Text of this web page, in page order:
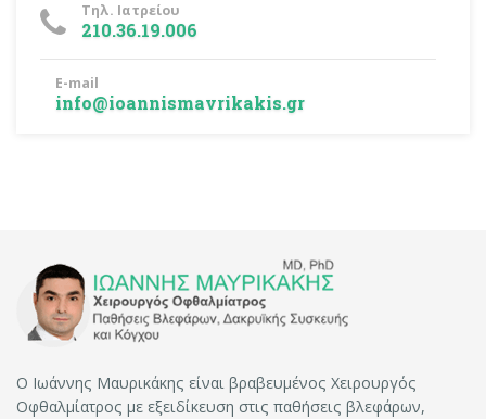
Τηλ. Ιατρείου
210.36.19.006
E-mail
info@ioannismavrikakis.gr
Ο Ιωάννης Μαυρικάκης είναι βραβευμένος Χειρουργός
Οφθαλμίατρος με εξειδίκευση στις παθήσεις βλεφάρων,